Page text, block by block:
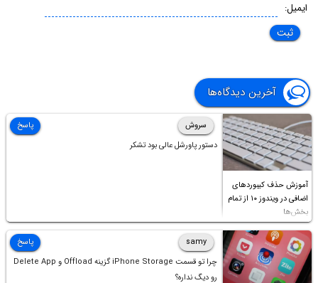
ایمیل:
آخرین دیدگاه‌ها
آموزش حذف کیبوردهای
اضافی در ویندوز ۱۰ از تمام
بخش‌ها
سروش
دستور پاورشل عالی بود تشکر
پاسخ
samy
چرا تو قسمت iPhone Storage گزینه Offload و Delete App
رو دیگ نداره؟
پاسخ